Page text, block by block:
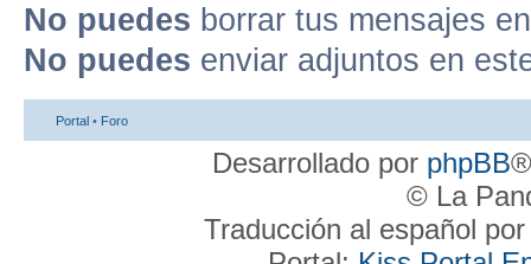
No puedes borrar tus mensajes
No puedes enviar adjuntos en
Portal • Foro
Desarrollado por phpBB
© La
Traducción al español